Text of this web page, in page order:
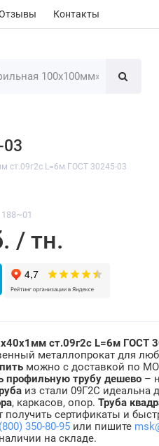
Контакты
ст.09г2с L=6м ГОСТ 30245-03
/ тн.
ст.09г2с L=6м ГОСТ
металлопрокат для
можно с доставкой по
профильную трубу дешево –
из стали 09Г2С идеальна
, каркасов, опор.Труба
получить сертификаты и
350-80-95 или пишите
на складе.